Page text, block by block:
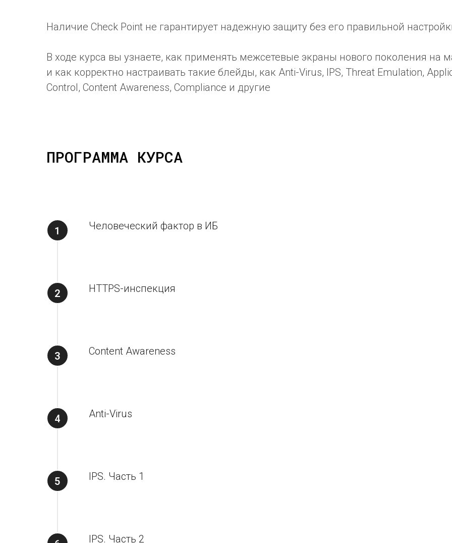
Наличие Check Point не гарантирует надежную защиту без его правильной
В ходе курса вы узнаете, как применять межсетевые экраны нового поколения на
и как корректно настраивать такие блейды, как Anti-Virus, IPS, Threat Emulation,
Control, Content Awareness, Compliance и другие
ПРОГРАММА КУРСА
Человеческий фактор в ИБ
HTTPS-инспекция
Content Awareness
Anti-Virus
IPS. Часть 1
IPS. Часть 2